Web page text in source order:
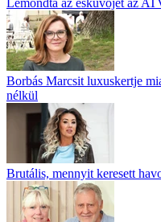
Lemondta az esküvőjét az
Borbás Marcsit luxuskertje
nélkül
Brutális, mennyit keresett